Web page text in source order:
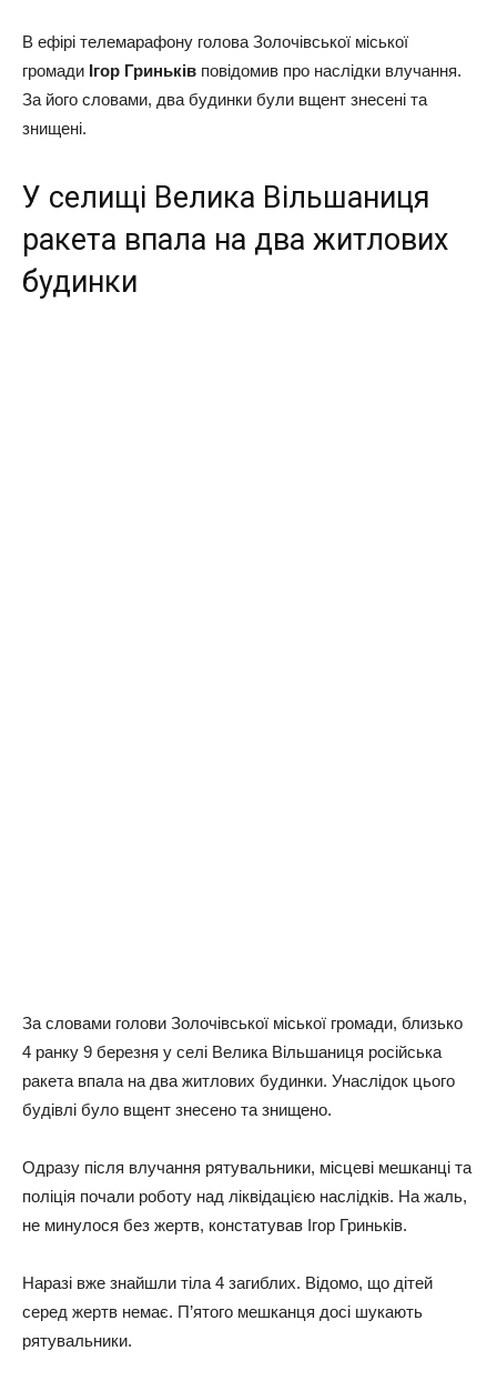
В ефірі телемарафону голова Золочівської міської
громади Ігор Гриньків повідомив про наслідки влучання.
За його словами, два будинки були вщент знесені та
знищені.
У селищі Велика Вільшаниця
ракета впала на два житлових
будинки
За словами голови Золочівської міської громади, близько
4 ранку 9 березня у селі Велика Вільшаниця російська
ракета впала на два житлових будинки. Унаслідок цього
будівлі було вщент знесено та знищено.
Одразу після влучання рятувальники, місцеві мешканці та
поліція почали роботу над ліквідацією наслідків. На жаль,
не минулося без жертв, констатував Ігор Гриньків.
Наразі вже знайшли тіла 4 загиблих. Відомо, що дітей
серед жертв немає. П’ятого мешканця досі шукають
рятувальники.